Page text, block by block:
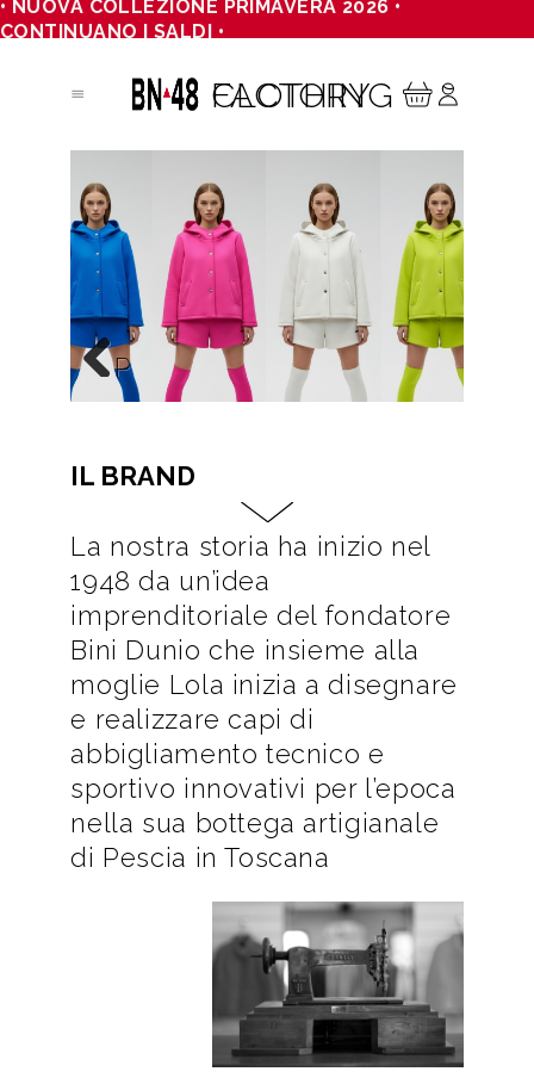
• NUOVA COLLEZIONE PRIMAVERA 2026 •
CONTINUANO I SALDI •
CLOTHING FACTORY
Previous
IL BRAND
La nostra storia ha inizio nel
1948 da un’idea
imprenditoriale del fondatore
Bini Dunio che insieme alla
moglie Lola inizia a disegnare
e realizzare capi di
abbigliamento tecnico e
sportivo innovativi per l’epoca
nella sua bottega artigianale
di Pescia in Toscana